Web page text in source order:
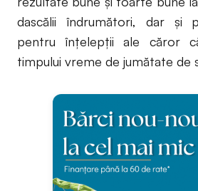
dascălii îndrumători, dar și
pentru înțelepții ale căror
timpului vreme de jumătate de